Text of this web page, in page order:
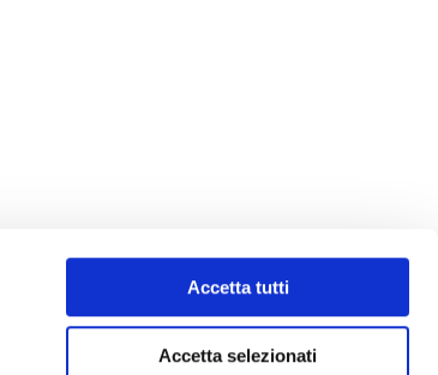
Accetta tutti
Accetta selezionati